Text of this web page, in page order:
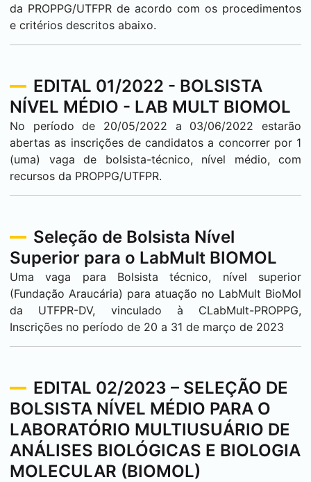
da PROPPG/UTFPR de acordo com os procedimentos
e critérios descritos abaixo.
EDITAL 01/2022 - BOLSISTA
NÍVEL MÉDIO - LAB MULT BIOMOL
No período de 20/05/2022 a 03/06/2022 estarão
abertas as inscrições de candidatos a concorrer por 1
(uma) vaga de bolsista-técnico, nível médio, com
recursos da PROPPG/UTFPR.
Seleção de Bolsista Nível
Superior para o LabMult BIOMOL
Uma vaga para Bolsista técnico, nível superior
(Fundação Araucária) para atuação no LabMult BioMol
da UTFPR-DV, vinculado à CLabMult-PROPPG,
Inscrições no período de 20 a 31 de março de 2023
EDITAL 02/2023 – SELEÇÃO DE
BOLSISTA NÍVEL MÉDIO PARA O
LABORATÓRIO MULTIUSUÁRIO DE
ANÁLISES BIOLÓGICAS E BIOLOGIA
MOLECULAR (BIOMOL)